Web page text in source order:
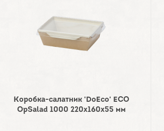
Коробка-салатник 'DoEco' ECO
OpSalad 1000 220х160х55 мм